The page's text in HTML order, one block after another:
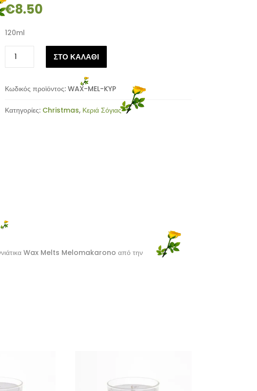
€8.50
120ml
Melts
-
-
ΣΤΟ ΚΑΛΑΘΙ
Κωδικός προϊόντος: WAX-MEL-KYP
Κατηγορίες: Christmas, Κεριά Σόγιας
Wax Melts Melomakarono από την